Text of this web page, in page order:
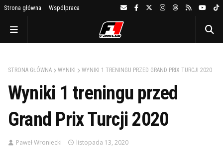
Strona główna Współpraca
STRONA GŁÓWNA WYNIKI WYNIKI 1 TRENINGU PRZED GRAND PRIX TURCJI 2020
Wyniki 1 treningu przed
Grand Prix Turcji 2020
Paweł Wroniecki listopada 13, 2020